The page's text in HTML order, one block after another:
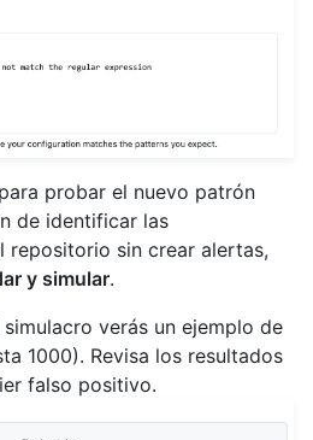
probar el nuevo patrón
de identificar las
repositorio sin crear alertas,
y simular.
verás un ejemplo de
1000). Revisa los resultados
falso positivo.